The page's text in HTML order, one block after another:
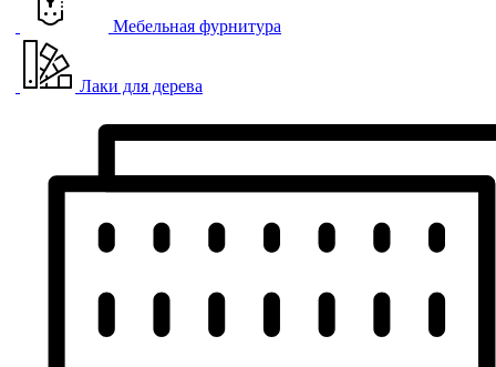
Мебельная фурнитура
Лаки для дерева